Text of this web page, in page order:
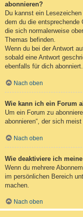
abonnieren?
Du kannst ein
dem du die entsprechende
die sich normalerweise
Themas befinden.
Wenn du bei der Antwort
sobald eine Antwort
ebenfalls für dich abonniert.
Nach oben
Wie kann ich ein Forum
Um ein Forum zu
abonnieren“, der sich
Nach oben
Wie deaktiviere ich
Wenn du mehrere
im persönlichen Bereich
machen.
Nach oben